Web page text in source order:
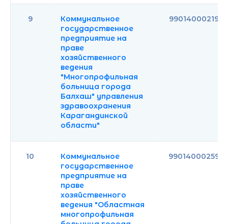
9
Коммунальное
государственное
предприятие на
праве
хозяйственного
ведения
"Многопрофильная
больница города
Балхаш" управления
здравоохранения
Карагандинской
области"
990140002192
10
Коммунальное
государственное
предприятие на
праве
хозяйственного
ведения "Областная
многопрофильная
990140002599